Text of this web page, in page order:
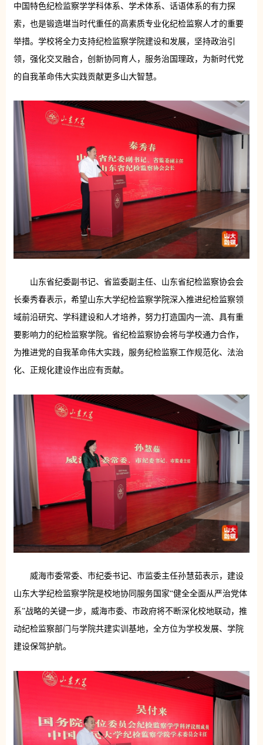
中国特色纪检监察学学科体系、学术体系、话语体系的有力探
索，也是锻造堪当时代重任的高素质专业化纪检监察人才的重要
举措。学校将全力支持纪检监察学院建设和发展，坚持政治引
领，强化交叉融合，创新协同育人，服务治国理政，为新时代党
的自我革命伟大实践贡献更多山大智慧。
山东省纪委副书记、省监委副主任、山东省纪检监察协会会
长秦秀春表示，希望山东大学纪检监察学院深入推进纪检监察领
域前沿研究、学科建设和人才培养，努力打造国内一流、具有重
要影响力的纪检监察学院。省纪检监察协会将与学校通力合作，
为推进党的自我革命伟大实践，服务纪检监察工作规范化、法治
化、正规化建设作出应有贡献。
威海市委常委、市纪委书记、市监委主任孙慧茹表示，建设
山东大学纪检监察学院是校地协同服务国家“健全全面从严治党体
系”战略的关键一步，威海市委、市政府将不断深化校地联动，推
动纪检监察部门与学院共建实训基地，全方位为学校发展、学院
建设保驾护航。